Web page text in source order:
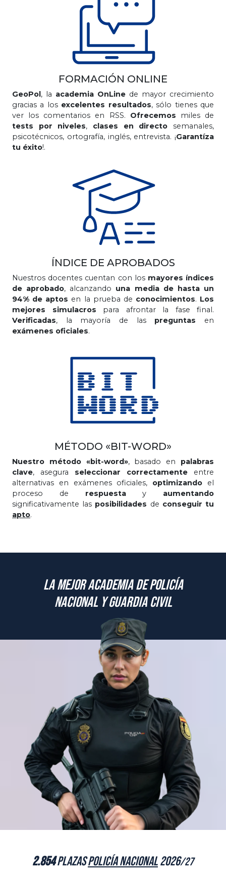
FORMACIÓN ONLINE
GeoPol, la academia OnLine de mayor crecimiento
gracias a los excelentes resultados, sólo tienes que
ver los comentarios en RSS. Ofrecemos miles de
tests por niveles, clases en directo semanales,
psicotécnicos, ortografía, inglés, entrevista. ¡Garantíza
tu éxito!.
ÍNDICE DE APROBADOS
Nuestros docentes cuentan con los mayores índices
de aprobado, alcanzando una media de hasta un
94% de aptos en la prueba de conocimientos. Los
mejores simulacros para afrontar la fase final.
Verificadas, la mayoría de las preguntas en
exámenes oficiales.
MÉTODO «BIT-WORD»
Nuestro método «bit-word», basado en palabras
clave, asegura seleccionar correctamente entre
alternativas en exámenes oficiales, optimizando el
proceso de respuestay aumentando
significativamente las posibilidades de conseguir tu
apto.
La mejor academia de Policía
Nacional y Guardia Civil
2.854plazasPolicía Nacional2026/27